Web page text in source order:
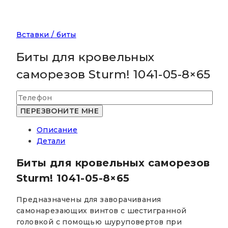
Вставки / биты
Биты для кровельных
саморезов Sturm! 1041-05-8×65
Описание
Детали
Биты для кровельных саморезов
Sturm! 1041-05-8×65
Предназначены для заворачивания
самонарезающих винтов с шестигранной
головкой с помощью шуруповертов при